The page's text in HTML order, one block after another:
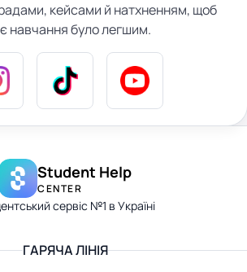
кейсами й натхненням, щоб
навчання було легшим.
Student Help
CENTER
сервіс №1 в Україні
ГАРЯЧА ЛІНІЯ